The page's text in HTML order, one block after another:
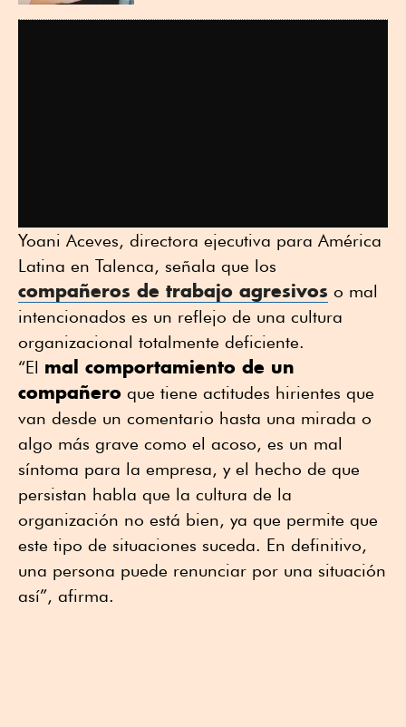
Yoani Aceves, directora ejecutiva para América
Latina en Talenca, señala que los
compañeros de trabajo agresivos o mal
intencionados es un reflejo de una cultura
organizacional totalmente deficiente.
“El mal comportamiento de un
compañero que tiene actitudes hirientes que
van desde un comentario hasta una mirada o
algo más grave como el acoso, es un mal
síntoma para la empresa, y el hecho de que
persistan habla que la cultura de la
organización no está bien, ya que permite que
este tipo de situaciones suceda. En definitivo,
una persona puede renunciar por una situación
así”, afirma.